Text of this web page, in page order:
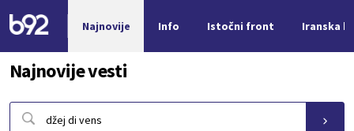
Najnovije Info Istočni front Iranska
Nova vest
Najnovije vesti